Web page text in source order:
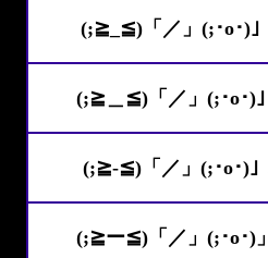
(;≧_≦)「／」(;･o･)
(;≧＿≦)「／」(;･o･)
(;≧-≦)「／」(;･o･)」
(;≧ー≦)「／」(;･o･)